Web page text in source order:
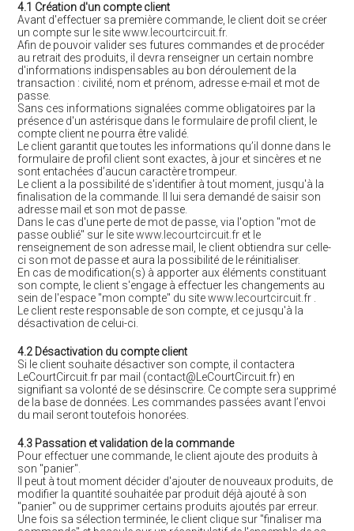
4.1 Création d'un compte client
Avant d'effectuer sa première commande, le client doit se créer
un compte sur le sitewww.lecourtcircuit.fr.
Afin de pouvoir valider ses futures commandes et de procéder
au retrait des produits, il devra renseigner un certain nombre
d'informations indispensables au bon déroulement de la
transaction : civilité, nom et prénom, adresse e-mail et mot de
passe.
Sans ces informations signalées comme obligatoires par la
présence d'un astérisque dans le formulaire de profil client, le
compte client ne pourra être validé.
Le client garantit que toutes les informations qu’il donne dans le
formulaire de profil client sont exactes, à jour et sincères et ne
sont entachées d’aucun caractère trompeur.
Le client a la possibilité de s'identifier à tout moment, jusqu'à la
finalisation de la commande. Il lui sera demandé de saisir son
adresse mail et son mot de passe.
Dans le cas d'une perte de mot de passe, via l'option "mot de
passe oublié" sur le sitewww.lecourtcircuit.fr et le
renseignement de son adresse mail, le client obtiendra sur celle-
ci son mot de passe et aura la possibilité de le réinitialiser.
En cas de modification(s) à apporter aux éléments constituant
son compte, le client s'engage à effectuer les changements au
sein de l'espace "mon compte" du sitewww.lecourtcircuit.fr
Le client reste responsable de son compte, et ce jusqu'à la
désactivation de celui-ci.
4.2 Désactivation du compte client
Si le client souhaite désactiver son compte, il contactera
LeCourtCircuit.fr par mail (contact@LeCourtCircuit.fr) en
signifiant sa volonté de se désinscrire. Ce compte sera supprimé
de la base de données. Les commandes passées avant l’envoi
du mail seront toutefois honorées.
4.3 Passation et validation de la commande
Pour effectuer une commande, le client ajoute des produits à
son "panier".
Il peut à tout moment décider d'ajouter de nouveaux produits, de
modifier la quantité souhaitée par produit déjà ajouté à son
"panier" ou de supprimer certains produits ajoutés par erreur.
Une fois sa sélection terminée, le client clique sur "finaliser ma